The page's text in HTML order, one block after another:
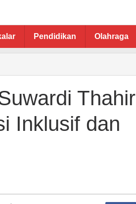
Pendidikan Olahraga
Thahir
Inklusif dan